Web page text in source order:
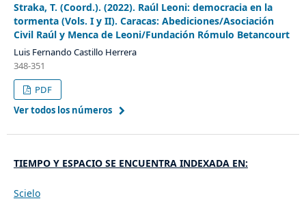
Straka, T. (Coord.). (2022). Raúl Leoni: democracia en la
tormenta (Vols. I y II). Caracas: Abediciones/Asociación
Civil Raúl y Menca de Leoni/Fundación Rómulo Betancourt
Luis Fernando Castillo Herrera
348-351
PDF
Ver todos los números
TIEMPO Y ESPACIO SE ENCUENTRA INDEXADA EN:
Scielo